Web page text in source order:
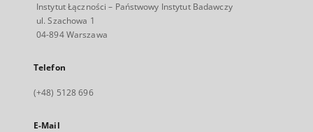
Instytut Łączności – Państwowy Instytut Badawczy
ul. Szachowa 1
04-894 Warszawa
Telefon
(+48) 5128 696
E-Mail